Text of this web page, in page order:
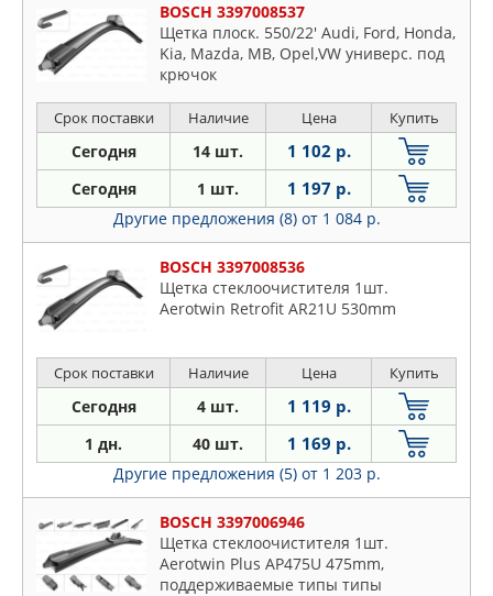
BOSCH 3397008537
Щетка плоск. 550/22' Audi, Ford, Honda,
Kia, Mazda, MB, Opel,VW универс. под
крючок
Срок поставки Наличие Цена Купить
Сегодня 14 шт. 1 102 р.
Сегодня 1 шт. 1 197 р.
Другие предложения (8) от 1 084 р.
BOSCH 3397008536
Щетка стеклоочистителя 1шт.
Aerotwin Retrofit AR21U 530mm
Срок поставки Наличие Цена Купить
Сегодня 4 шт. 1 119 р.
1 дн. 40 шт. 1 169 р.
Другие предложения (5) от 1 203 р.
BOSCH 3397006946
Щетка стеклоочистителя 1шт.
Aerotwin Plus AP475U 475mm,
поддерживаемые типы типы